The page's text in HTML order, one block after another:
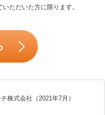
ただいた方に限ります。
株式会社（2021年7月）